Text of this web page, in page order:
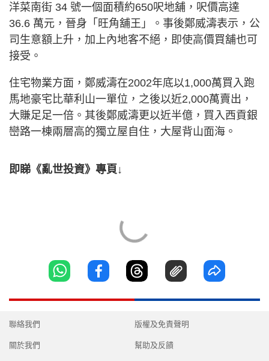
洋菜南街 34 號一個面積約650呎地舖，呎價高達
36.6 萬元，晉身「旺角舖王」。事後鄭威濤表示，公
司生意額上升，加上內地客不絕，即使高價買舖也可
接受。
住宅物業方面，鄭威濤在2002年底以1,000萬買入跑
馬地豪宅比華利山一單位，之後以近2,000萬賣出，
大賺足足一倍。其後鄭威濤更以近半億，買入西貢銀
巒路一棟兩層高的獨立屋自住，大屋背山面海。
即睇《亂世投資》專頁↓
聯絡我們
關於我們
版權及免責聲明
幫助及反饋